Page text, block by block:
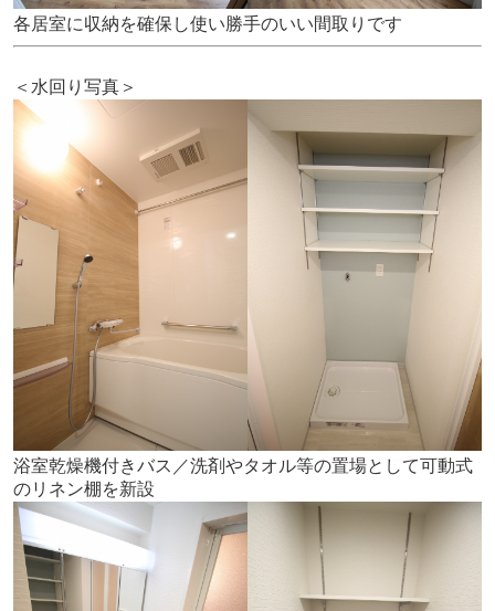
各居室に収納を確保し使い勝手のいい間取りです
＜水回り写真＞
浴室乾燥機付きバス／洗剤やタオル等の置場として可動式
のリネン棚を新設